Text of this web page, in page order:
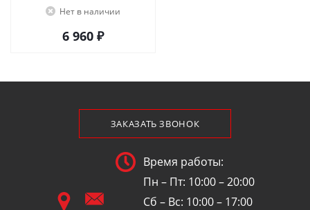
Нет в наличии
6 960 ₽
ЗАКАЗАТЬ ЗВОНОК
Время работы:
Пн – Пт: 10:00 – 20:00
Сб – Вс: 10:00 – 17:00